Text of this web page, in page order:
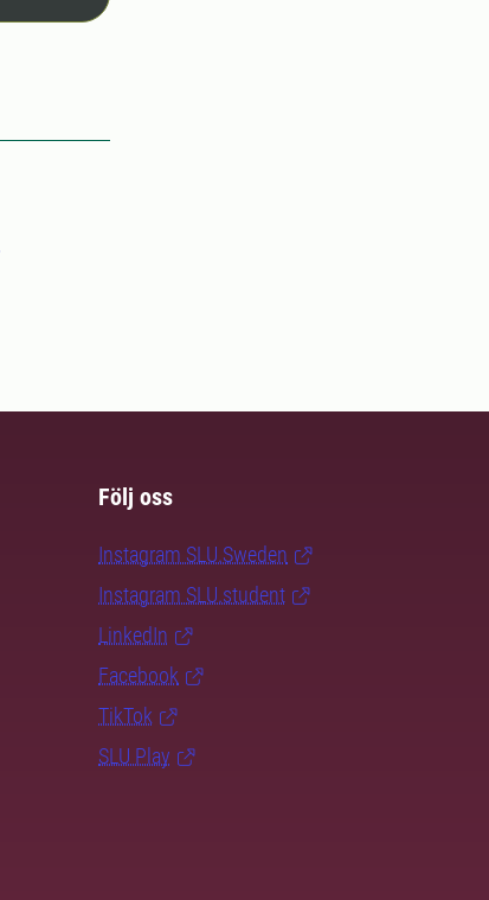
Följ oss
Instagram SLU.Sweden
Instagram SLU.student
LinkedIn
Facebook
TikTok
SLU Play